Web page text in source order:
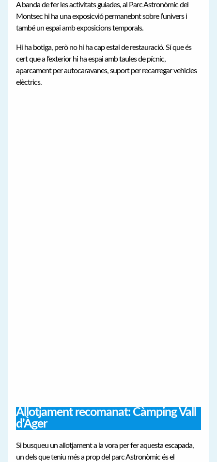
A banda de fer les activitats guiades, al Parc Astronòmic del
Montsec hi ha una exposicvió permanebnt sobre l’univers i
també un espai amb exposicions temporals.
Hi ha botiga, però no hi ha cap estai de restauració. Sí que és
cert que a l’exterior hi ha espai amb taules de pícnic,
aparcament per autocaravanes, suport per recarregar vehicles
elèctrics.
Allotjament recomanat: Càmping Vall
d’Àger
Si busqueu un allotjament a la vora per fer aquesta escapada,
un dels que teniu més a prop del parc Astronòmic és el